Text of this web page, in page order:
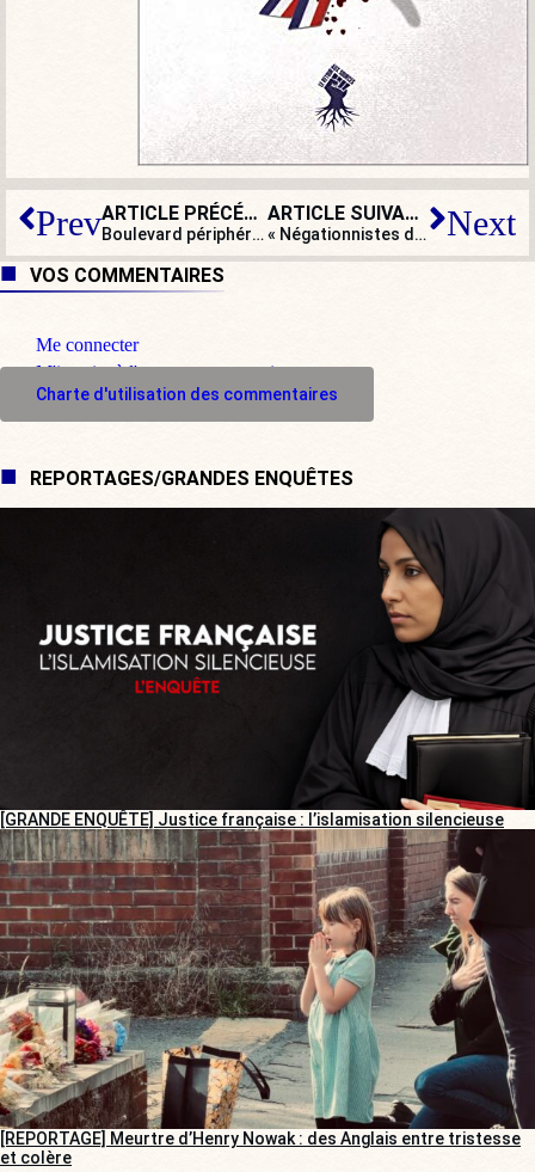
Prev ARTICLE PRÉCÉDENT
Boulevard périphérique : le luthier de Caen
ARTICLE SUIVANT
« Négationnistes du climat », le Next
VOS COMMENTAIRES
Me connecter
M'inscrire à l'espace commentaire
Charte d'utilisation des commentaires
REPORTAGES/GRANDES ENQUÊTES
[GRANDE ENQUÊTE] Justice française : l’islamisation silencieuse
[REPORTAGE] Meurtre d’Henry Nowak : des Anglais entre tristesse
et colère